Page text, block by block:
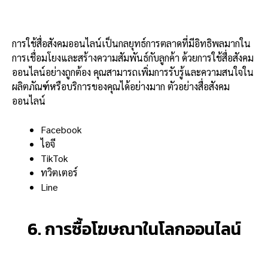
การใช้สื่อสังคมออนไลน์เป็นกลยุทธ์การตลาดที่มีอิทธิพลมากใน
การเชื่อมโยงและสร้างความสัมพันธ์กับลูกค้า ด้วยการใช้สื่อสังคม
ออนไลน์อย่างถูกต้อง คุณสามารถเพิ่มการรับรู้และความสนใจใน
ผลิตภัณฑ์หรือบริการของคุณได้อย่างมาก ตัวอย่างสื่อสังคม
ออนไลน์
Facebook
ไอจี
TikTok
ทวิตเตอร์
Line
6. การซื้อโฆษณาในโลกออนไลน์